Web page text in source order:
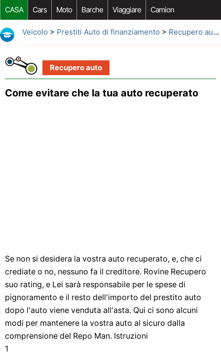
CASA Cars Moto Barche Viaggiare Camion
Riparazione Auto Acquisto Auto Car Opzioni Aftermarket
Veicolo > Prestiti Auto di finanziamento > Recupero auto
Recupero auto
Come evitare che la tua auto recuperato
Se non si desidera la vostra auto recuperato, e, che ci
crediate o no, nessuno fa il creditore. Rovine Recupero
suo rating, e Lei sarà responsabile per le spese di
pignoramento e il resto dell'importo del prestito auto
dopo l'auto viene venduta all'asta. Qui ci sono alcuni
modi per mantenere la vostra auto al sicuro dalla
comprensione del Repo Man. Istruzioni
1